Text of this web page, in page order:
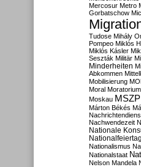
Mercosur Metro
Gorbatschow
Tudose Mihály
Pompeo Miklós
Miklós Kásler
Seszták Militär
Minderheiten
Abkommen
Mobilisierung MOL
Moral Moratorium
Moskau MSZP
Márton Békés
Nachwendezeit
Nationale
Nationalfeiertag
Nationalismus
Nationalstaat
Nelson Mandela